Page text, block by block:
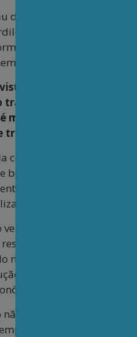
de captura da
retratados
moderna é a
o lugar para dormir.
por todo período
trabalho como forma
mácula que não se
não
construção de riqueza,
beneficiarem o
do nosso país para a
em benefício de
vem como luva
as palavras do
mesmo governo que,
nacional – com
e politicamente
é dia de festa, mas